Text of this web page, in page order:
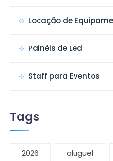
Locação de
Painéis de Led
Staff para Eventos
Tags
2026 aluguel